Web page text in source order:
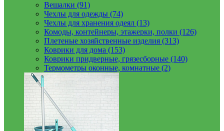
Вешалки (91)
Чехлы для одежды (74)
Чехлы для хранения одеял (13)
Комоды, контейнеры, этажерки, полки (126)
Плетеные хозяйственные изделия (313)
Коврики для дома (153)
Коврики придверные, грязесборные (140)
Термометры оконные, комнатные (2)